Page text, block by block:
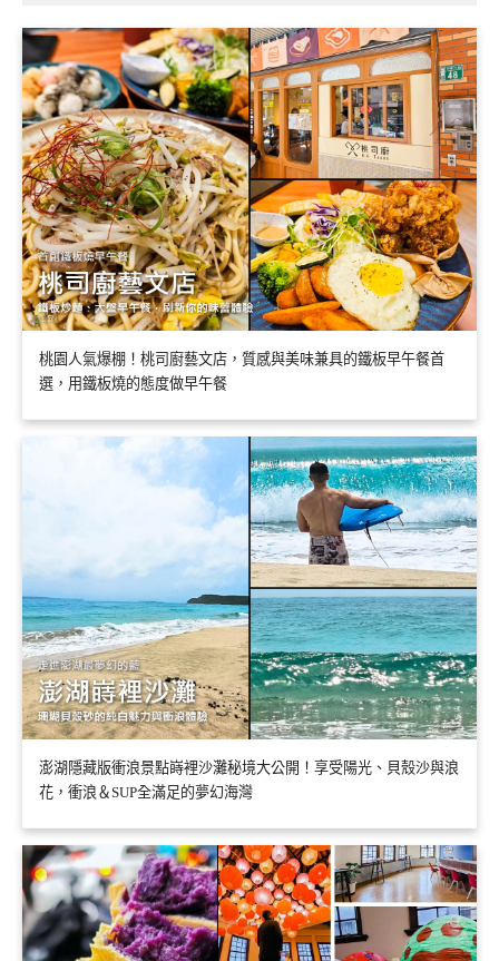
桃園人氣爆棚！桃司廚藝文店，質感與美味兼具的鐵板早午餐首
選，用鐵板燒的態度做早午餐
澎湖隱藏版衝浪景點嵵裡沙灘秘境大公開！享受陽光、貝殼沙與浪
花，衝浪＆SUP全滿足的夢幻海灣